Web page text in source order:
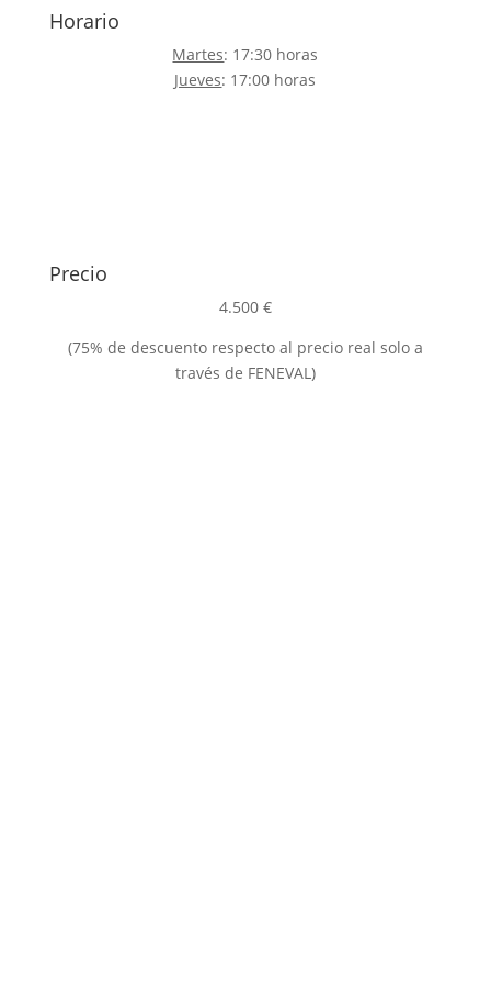
Horario
Martes: 17:30 horas
Jueves: 17:00 horas
Precio
4.500 €
(75% de descuento respecto al precio real solo a
través de FENEVAL)